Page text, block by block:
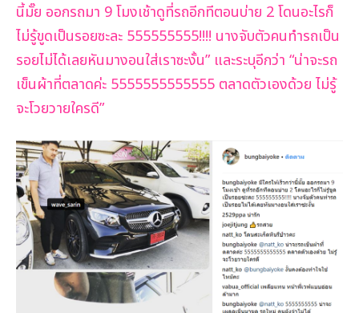
นี้มั๊ย ออกรถมา 9 โมงเช้าดูที่รถอีกทีตอนบ่าย 2 โดนอะไรก็
ไม่รู้ขูดเป็นรอยซะละ 555555555!!!! นางจับตัวคนทำรถเป็น
รอยไม่ได้เลยหันมางอนใส่เราซะงั้น” และระบุอีกว่า “น่าจะรถ
เข็นผ้าที่ตลาดค่ะ 5555555555555 ตลาดตัวเองด้วย ไม่รู้
จะโวยวายใครดี”